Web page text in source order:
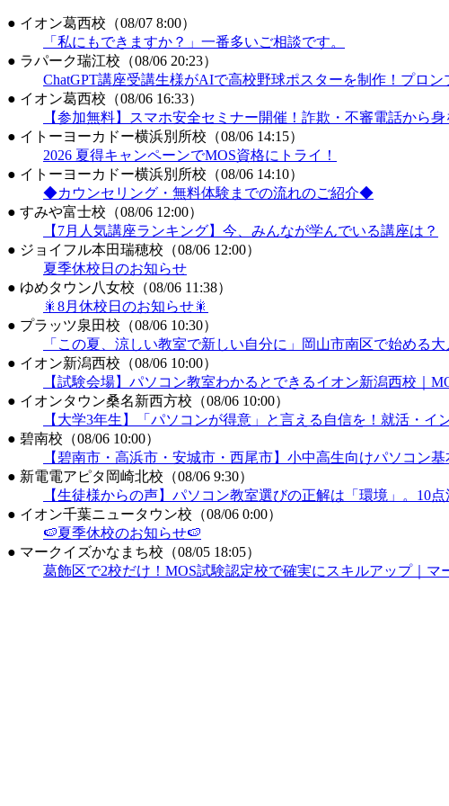
● イオン葛西校（08/07 8:00）
「私にもできますか？」一番多いご相談です。
● ラパーク瑞江校（08/06 20:23）
ChatGPT講座受講生様がAIで高校野球ポスターを制作！プロ
● イオン葛西校（08/06 16:33）
【参加無料】スマホ安全セミナー開催！詐欺・不審電話から
● イトーヨーカドー横浜別所校（08/06 14:15）
2026 夏得キャンペーンでMOS資格にトライ！
● イトーヨーカドー横浜別所校（08/06 14:10）
◆カウンセリング・無料体験までの流れのご紹介◆
● すみや富士校（08/06 12:00）
【7月人気講座ランキング】今、みんなが学んでいる講座は？
● ジョイフル本田瑞穂校（08/06 12:00）
夏季休校日のお知らせ
● ゆめタウン八女校（08/06 11:38）
🎇8月休校日のお知らせ🎇
● プラッツ泉田校（08/06 10:30）
「この夏、涼しい教室で新しい自分に」岡山市南区で始める
● イオン新潟西校（08/06 10:00）
【試験会場】パソコン教室わかるとできるイオン新潟西校｜
● イオンタウン桑名新西方校（08/06 10:00）
【大学3年生】「パソコンが得意」と言える自信を！就活・
● 碧南校（08/06 10:00）
【碧南市・高浜市・安城市・西尾市】小中高生向けパソコン
● 新電電アピタ岡崎北校（08/06 9:30）
【生徒様からの声】パソコン教室選びの正解は「環境」。10
● イオン千葉ニュータウン校（08/06 0:00）
🍉夏季休校のお知らせ🍉
● マークイズかなまち校（08/05 18:05）
葛飾区で2校だけ！MOS試験認定校で確実にスキルアップ｜マ